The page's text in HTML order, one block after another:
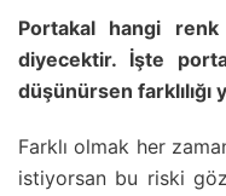
Portakal hangi
diyecektir. İşte
düşünürsen farklılığı
Farklı olmak her
istiyorsan bu riski